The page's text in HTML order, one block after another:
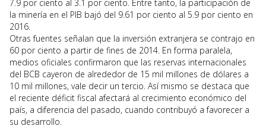
7.9 por ciento al 3.1 por ciento. Entre tanto, la participación de
la minería en el PIB bajó del 9.61 por ciento al 5.9 por ciento en
2016.
Otras fuentes señalan que la inversión extranjera se contrajo en
60 por ciento a partir de fines de 2014. En forma paralela,
medios oficiales confirmaron que las reservas internacionales
del BCB cayeron de alrededor de 15 mil millones de dólares a
10 mil millones, vale decir un tercio. Así mismo se destaca que
el reciente déficit fiscal afectará al crecimiento económico del
país, a diferencia del pasado, cuando contribuyó a favorecer a
su desarrollo.